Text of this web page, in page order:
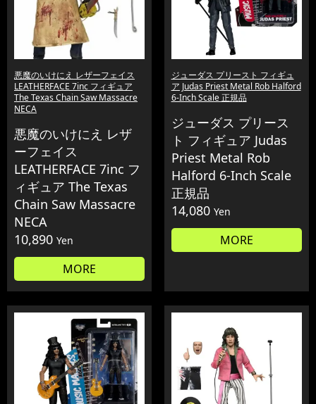
悪魔のいけにえ レザーフェイス
LEATHERFACE 7inc フィギュア
The Texas Chain Saw Massacre
NECA
悪魔のいけにえ レザ
ーフェイス
LEATHERFACE 7inc フ
ィギュア The Texas
Chain Saw Massacre
NECA
10,890 Yen
MORE
ジューダス プリースト フィギュ
ア Judas Priest Metal Rob Halford
6-Inch Scale 正規品
ジューダス プリース
ト フィギュア Judas
Priest Metal Rob
Halford 6-Inch Scale
正規品
14,080 Yen
MORE